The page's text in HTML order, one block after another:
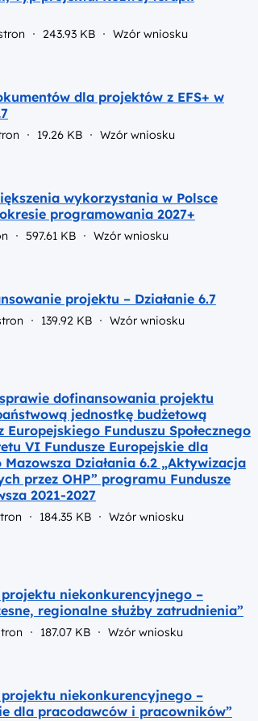
243.93 KB Wzór wniosku
dla projektów z EFS+ w
19.26 KB Wzór wniosku
wykorzystania w Polsce
programowania 2027+
597.61 KB Wzór wniosku
projektu – Działanie 6.7
139.92 KB
Wzór wniosku
dofinansowania projektu
jednostkę budżetową
Europejskiego Funduszu Społecznego
VI Fundusze Europejskie dla
Działania 6.2 „Aktywizacja
przez OHP” programu Fundusze
2021-2027
184.35 KB
Wzór wniosku
niekonkurencyjnego –
regionalne służby zatrudnienia”
187.07 KB Wzór wniosku
niekonkurencyjnego –
dla pracodawców i pracowników”